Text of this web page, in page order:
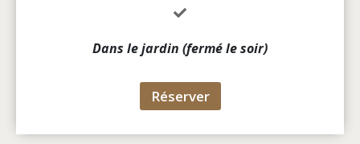
Dans le jardin (fermé le soir)
Réserver